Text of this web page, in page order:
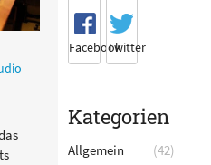
FacebookTwitter
Kategorien
Allgemein
(42)